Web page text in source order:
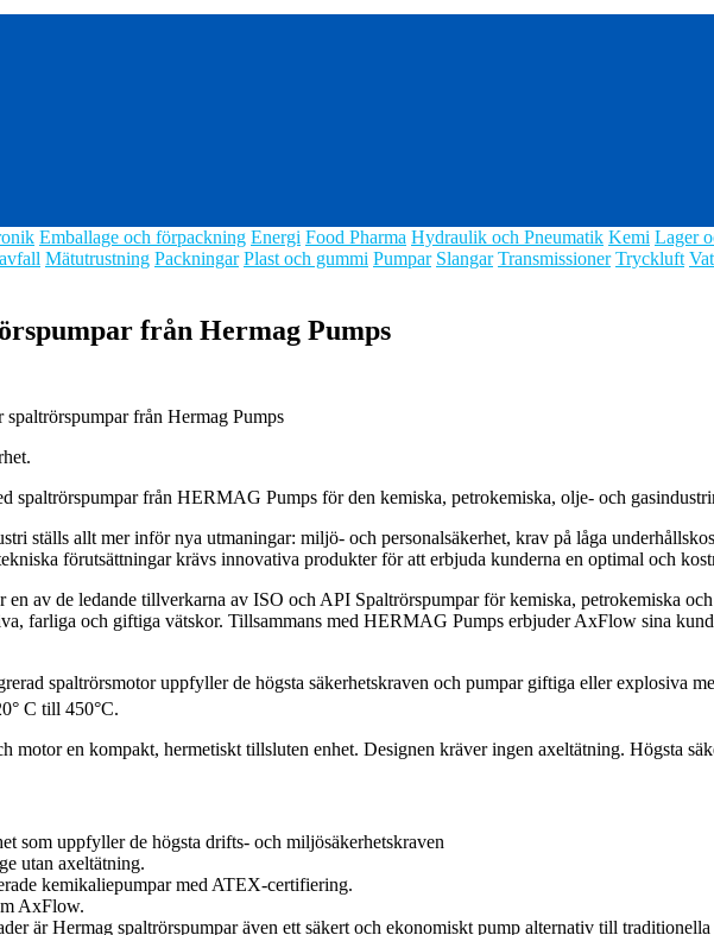
Emballage och förpackning Energi Food Pharma Hydraulik och Pneumatik Kemi Lager
Mätutrustning Packningar Plast och gummi Pumpar Slangar Transmissioner Tryckluft
från Hermag Pumps
från HERMAG Pumps för den kemiska, petrokemiska, olje- och
ställs allt mer inför nya utmaningar: miljö- och personalsäkerhet, krav på låga
förutsättningar krävs innovativa produkter för att erbjuda kunderna en optimal och
av de ledande tillverkarna av ISO och API Spaltrörspumpar för kemiska, petrokemiska
farliga och giftiga vätskor. Tillsammans med HERMAG Pumps erbjuder AxFlow sina
spaltrörsmotor uppfyller de högsta säkerhetskraven och pumpar giftiga eller explosiva
C till 450°C.
en kompakt, hermetiskt tillsluten enhet. Designen kräver ingen axeltätning. Högsta
som uppfyller de högsta drifts- och miljösäkerhetskraven
utan axeltätning.
kemikaliepumpar med ATEX-certifiering.
AxFlow.
är Hermag spaltrörspumpar även ett säkert och ekonomiskt pump alternativ till